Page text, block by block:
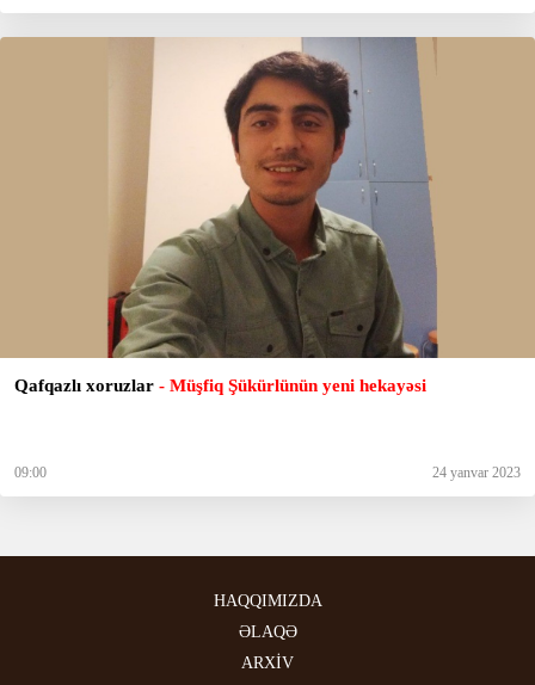
Qafqazlı xoruzlar - Müşfiq Şükürlünün yeni hekayəsi
09:00 24 yanvar 2023
HAQQIMIZDA
ƏLAQƏ
ARXİV